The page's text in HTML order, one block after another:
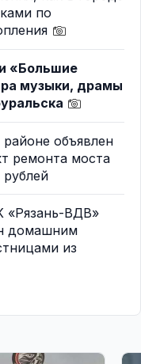
по
«Большие
музыки, драмы
объявлен
ремонта моста
рублей
ВДВ»
домашним
из